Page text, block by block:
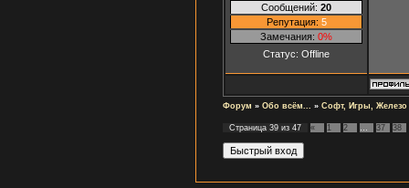
Сообщений: 20
Репутация: 5
Замечания: 0%
Статус: Offline
Форум » Обо всём... » Софт, Игры, Железо
Страница 39 из 47 « 1 2 37 38